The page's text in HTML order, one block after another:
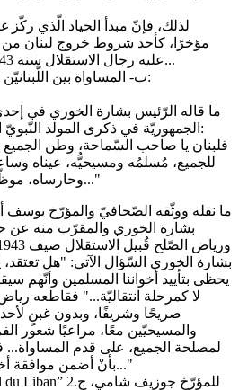
لذلك، فإنّ مبدأ الحياد الّذي
مؤخرًا، كأحد شروط خروج لبنان من
عليه رجال الاستقلال سنة 1943 كمدخلٍ لاستقرار الوطن...
ب- المساواة بين اللّبنانيّن في ظلّ جمهوريّة الاستقلال:
الجمهوريّة في ذكرى المولد النّبويّ الشّريف في 14 شباط 1946:
للجميع، مُسلمُه ومسيحيُّه، عيناه
وحارساه، موظّفُه ومكلّفُه خادماه وعاملاه..."
بشارة الخوري والمقرّب منه عن
بشارة الخوري السّؤال الآتي: "هل تعتقد،
يحظى بتأييد أخواننا المسلمين وأنّهم
لا كمرحلة انتقاليّة..." فقاطعه رياض
صريحًا وشريفًا، وبدون غبنٍ
والمسيحيّين معًا، مراعيًا شعور
لمصلحة الجميع، على قدم المساواة...
بأنْ أضمن موافقة أخواني مسلمي لبنان فحسب..."